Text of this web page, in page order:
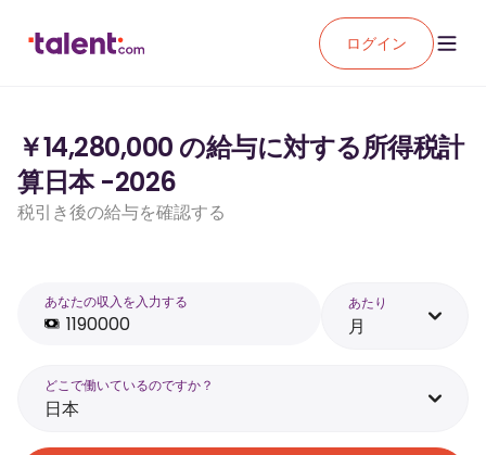
ログイン
￥14,280,000 の給与に対する所得税計
算日本 -2026
税引き後の給与を確認する
あなたの収入を入力する あたり
月
どこで働いているのですか？
日本